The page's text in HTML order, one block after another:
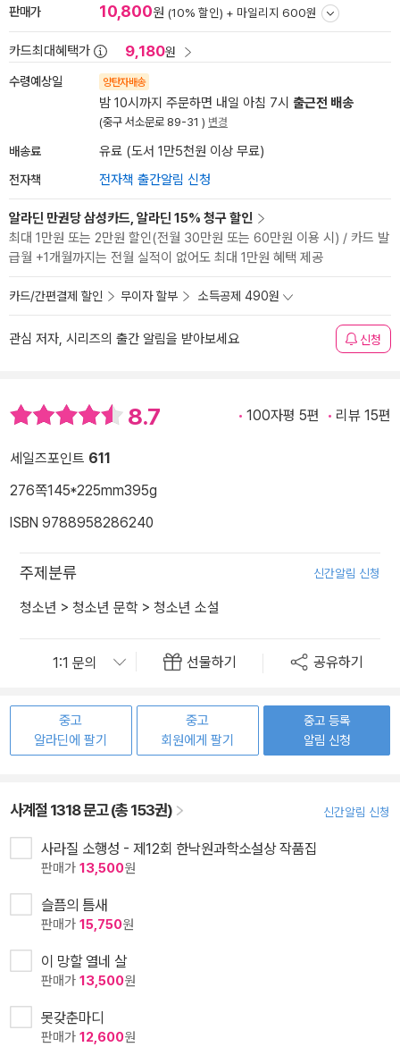
판매가 10,800원 (10% 할인) + 마일리지 600원
카드최대혜택가 9,180원
수령예상일 양탄자배송
밤 10시까지 주문하면 내일 아침 7시 출근전 배송
(중구 서소문로 89-31 ) 변경
배송료 유료 (도서 1만5천원 이상 무료)
전자책 전자책 출간알림 신청
알라딘 만권당 삼성카드, 알라딘 15% 청구 할인
최대 1만원 또는 2만원 할인(전월 30만원 또는 60만원 이용 시) / 카드 발
급월 +1개월까지는 전월 실적이 없어도 최대 1만원 혜택 제공
카드/간편결제 할인 무이자 할부 소득공제 490원
관심 저자, 시리즈의 출간 알림을 받아보세요 신청
8.7 100자평 5편 리뷰 15편
세일즈포인트 611
276쪽145*225mm395g
ISBN 9788958286240
주제분류 신간알림 신청
청소년 > 청소년 문학 > 청소년 소설
선물하기 공유하기
중고
알라딘에 팔기
중고
회원에게 팔기
중고 등록
알림 신청
사계절 1318 문고 (총 153권) 신간알림 신청
사라질 소행성 - 제12회 한낙원과학소설상 작품집
판매가 13,500원
슬픔의 틈새
판매가 15,750원
이 망할 열네 살
판매가 13,500원
못갖춘마디
판매가 12,600원